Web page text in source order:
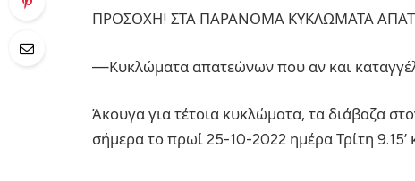
ΠΡΟΣΟΧΗ! ΣΤΑ ΠΑΡΑΝΟΜΑ ΚΥΚΛΩΜΑΤΑ
—Κυκλώματα απατεώνων που αν και
Άκουγα για τέτοια κυκλώματα, τα διάβαζα
σήμερα το πρωί 25-10-2022 ημέρα Τρίτη